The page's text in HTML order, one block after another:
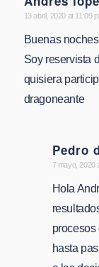
says:
13 abril, 2020 at 11:09
Buenas
Soy reservista
quisiera
dragoneante
Pedro
says:
7 mayo, 2020
Hola
hasta